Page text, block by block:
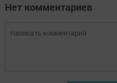
Нет комментариев